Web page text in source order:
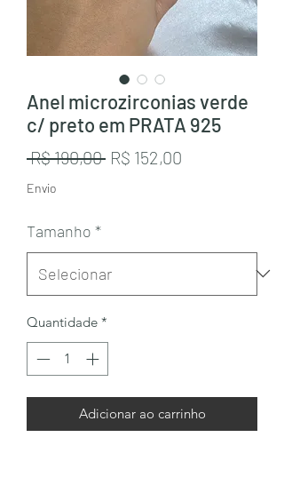
Anel microzirconias verde
c/ preto em PRATA 925
R$ 190,00 Preço
R$ 152,00
Envio
Tamanho *
Quantidade *
Adicionar ao carrinho